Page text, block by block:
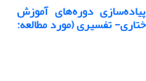
دوره‌های آموزش
تفسیری (مورد مطالعه: